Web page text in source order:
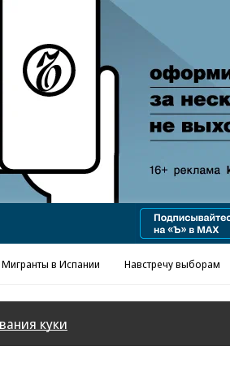
«Ъ» www.kommersant.ru/ad
Мигранты в Испании Навстречу выборам
куки